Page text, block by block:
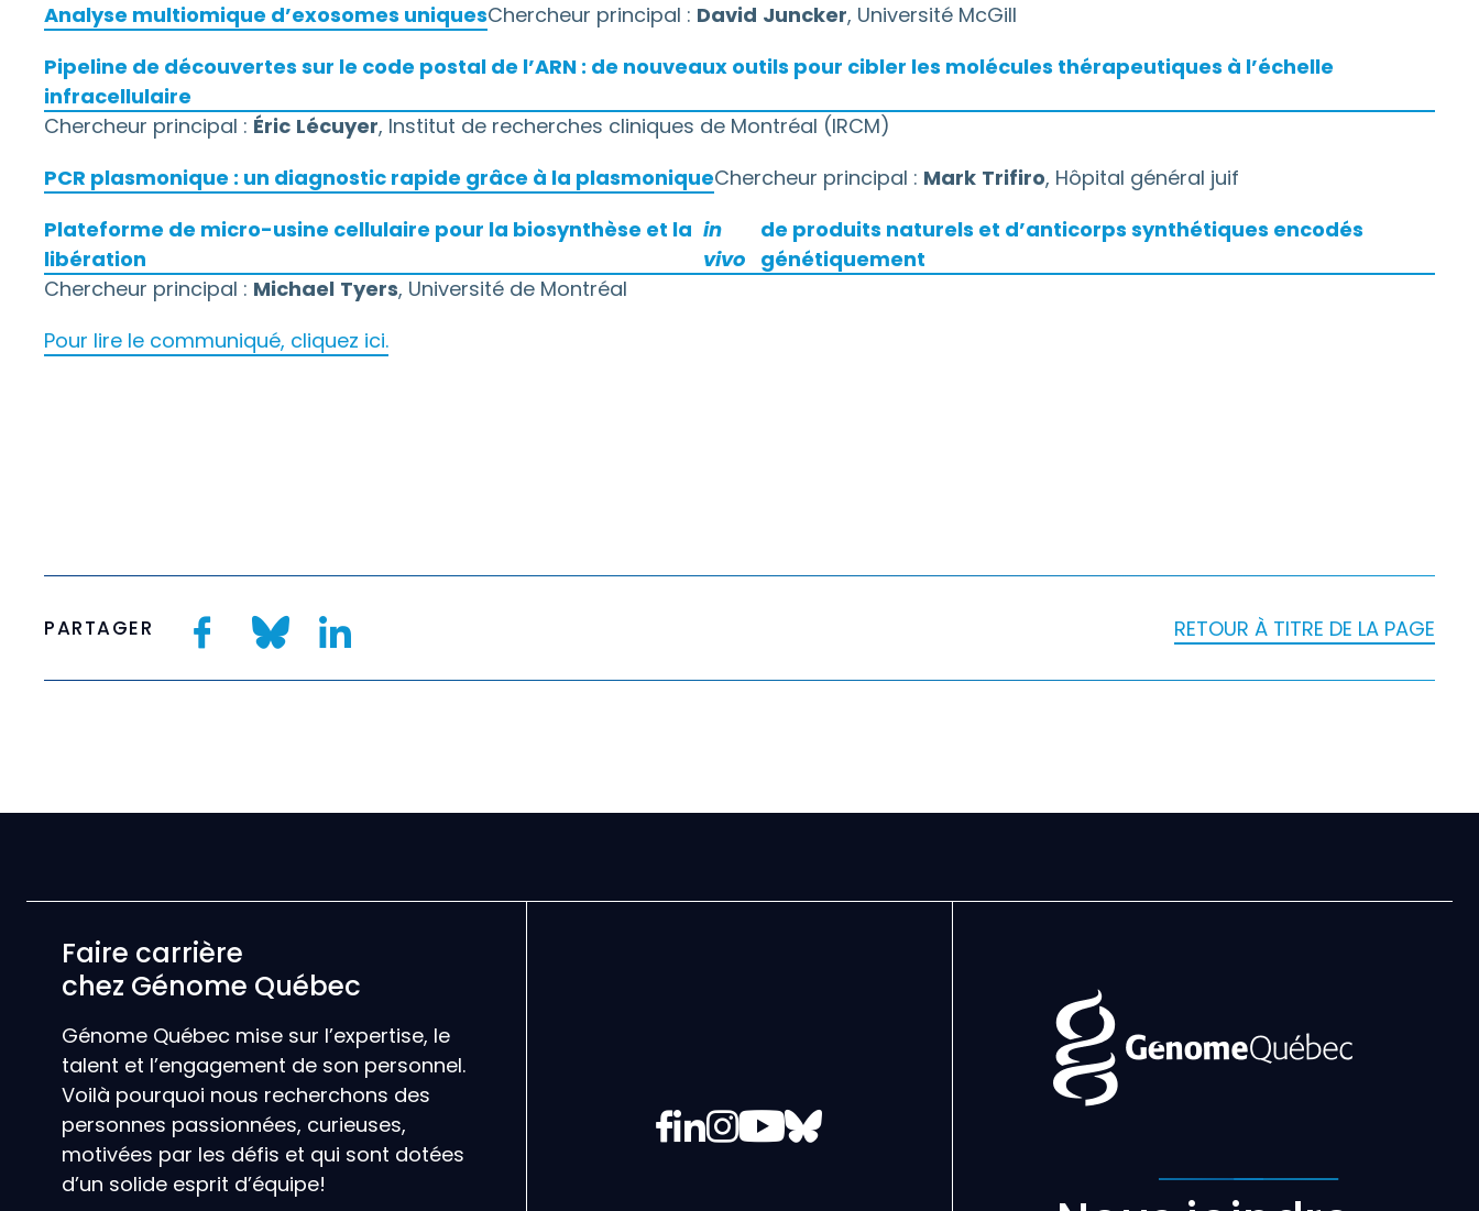
Analyse multiomique d’exosomes uniquesChercheur principal : David Juncker, Université McGill
Pipeline de découvertes sur le code postal de l’ARN : de nouveaux outils pour cibler les molécules thérapeutiques à l’échelle
infracellulaire
Chercheur principal : Éric Lécuyer, Institut de recherches cliniques de Montréal (IRCM)
PCR plasmonique : un diagnostic rapide grâce à la plasmoniqueChercheur principal : Mark Trifiro, Hôpital général juif
Plateforme de micro-usine cellulaire pour la biosynthèse et la
libération
in
vivo
de produits naturels et d’anticorps synthétiques encodés
génétiquement
Chercheur principal : Michael Tyers, Université de Montréal
Pour lire le communiqué, cliquez ici.
PARTAGER RETOUR À TITRE DE LA PAGE
Faire carrière
chez Génome Québec
Génome Québec mise sur l’expertise, le
talent et l’engagement de son personnel.
Voilà pourquoi nous recherchons des
personnes passionnées, curieuses,
motivées par les défis et qui sont dotées
d’un solide esprit d’équipe!
Facebook
LinkedIn
Instagram
YouTube
Bluesky